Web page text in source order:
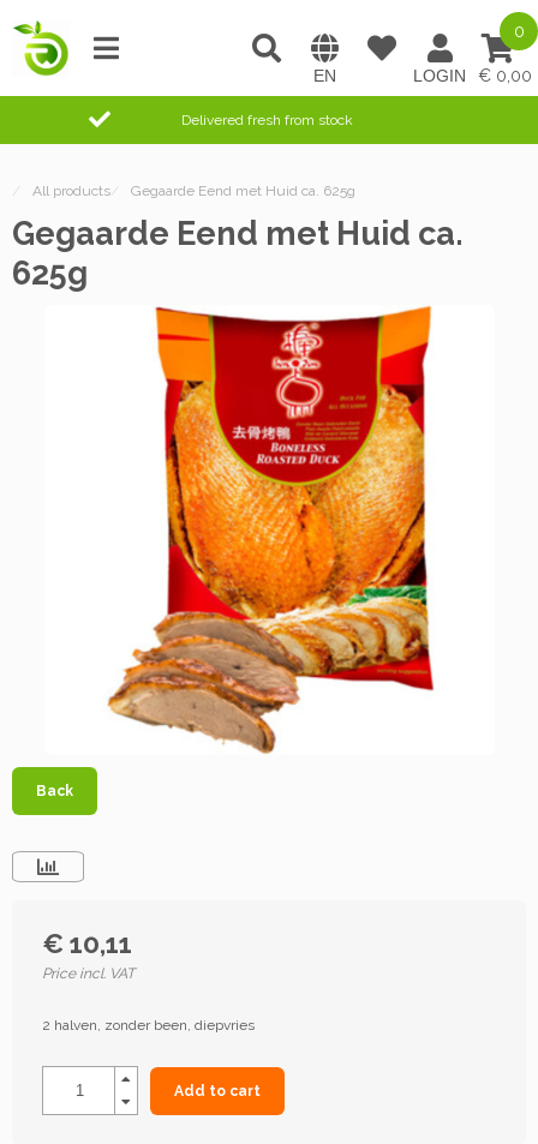
0,00
0
Delivered fresh from stock
/ All products/ Gegaarde Eend met Huid ca. 625g
Gegaarde Eend met Huid ca.
625g
Back
€ 10,11
Price incl. VAT
2 halven, zonder been, diepvries
Add to cart